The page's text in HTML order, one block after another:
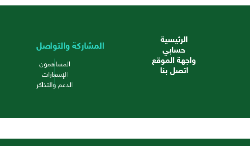
الرئيسية
حسابي
واجهة الموقع
اتصل بنا
المشاركة والتواصل
المساهمون
الإشعارات
الدعم والتذاكر